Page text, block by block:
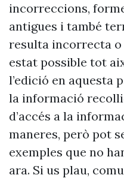
incorreccions,
antigues i també
resulta incorrecta o
estat possible tot
l’edició en
la informació
d’accés a la
maneres, però pot
exemples que no
ara. Si us plau,